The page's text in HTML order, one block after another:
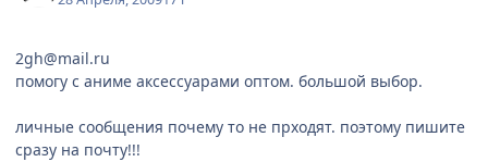
2gh@mail.ru
помогу с аниме аксессуарами оптом. большой выбор.
личные сообщения почему то не прходят. поэтому пишите
сразу на почту!!!